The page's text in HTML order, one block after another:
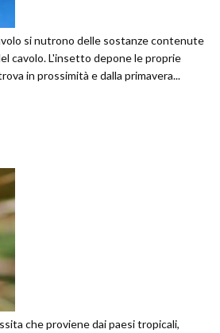
si nutrono delle sostanze contenute
cavolo. L'insetto depone le proprie
in prossimità e dalla primavera...
che proviene dai paesi tropicali,